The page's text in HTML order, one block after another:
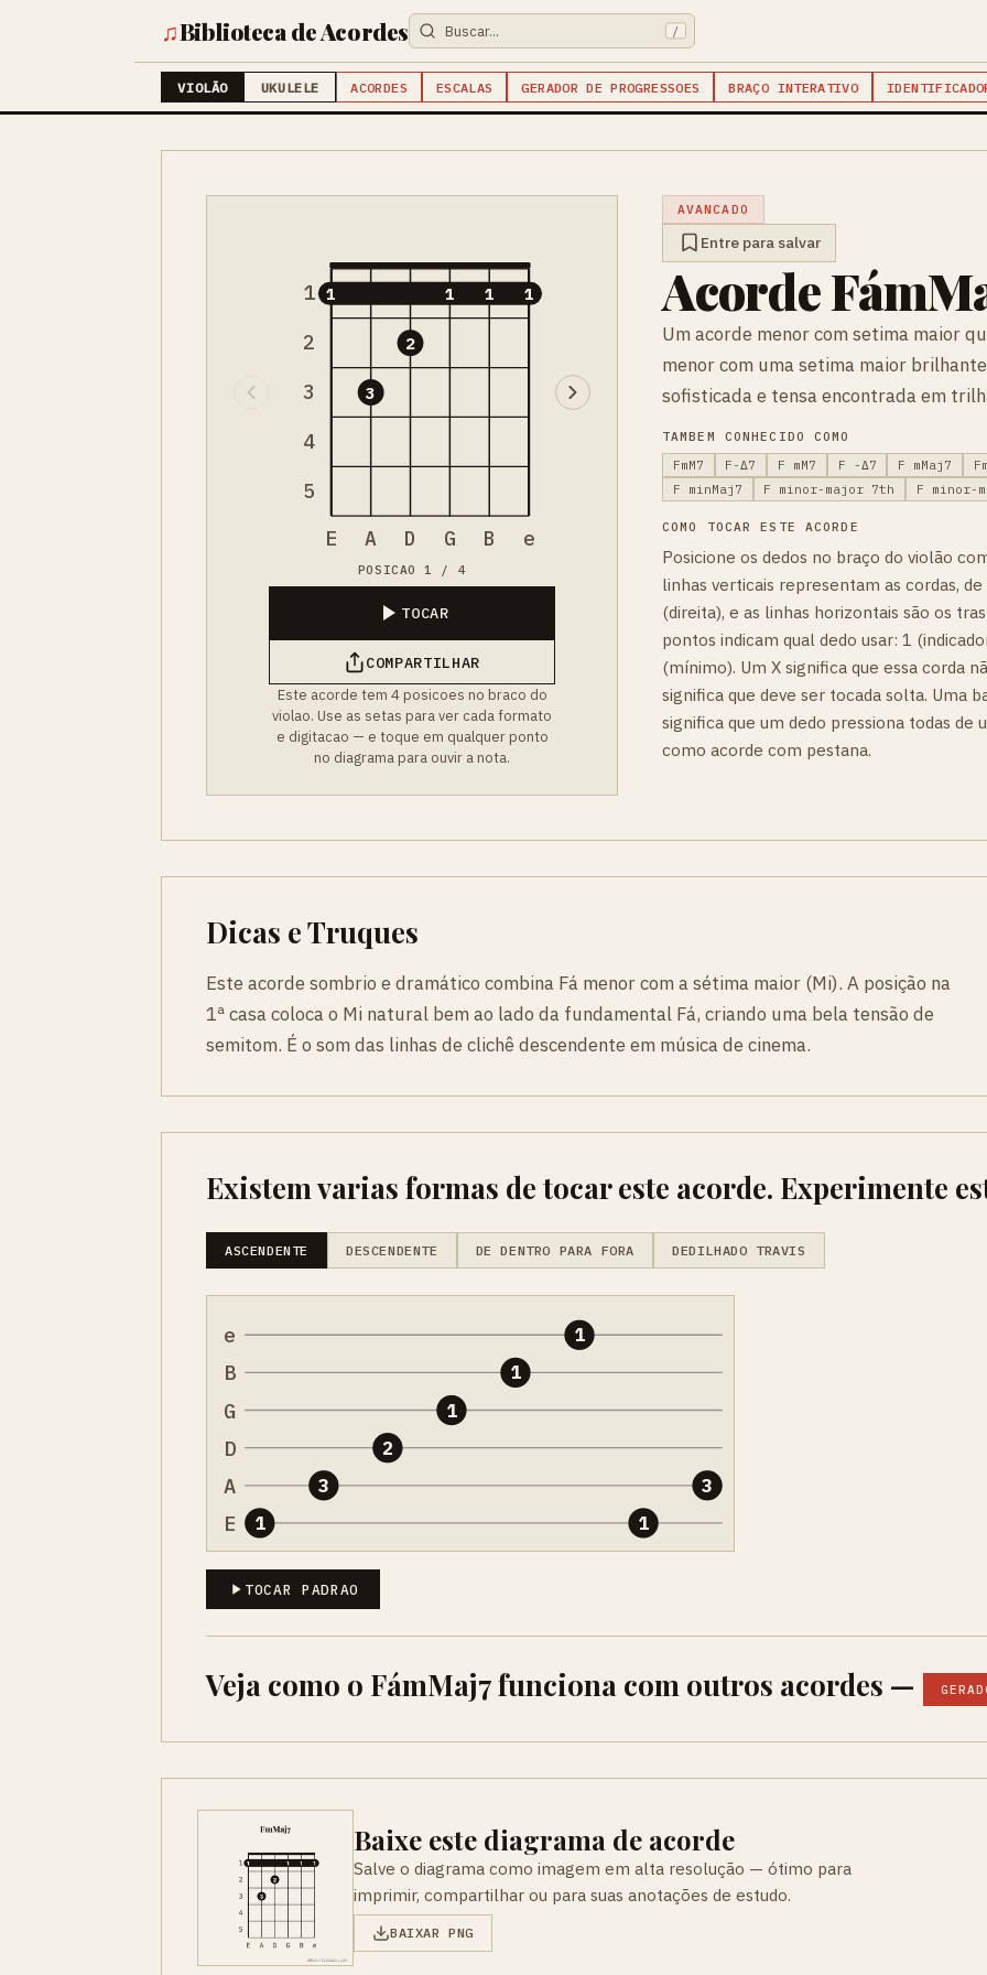
♫Biblioteca de Acordes /
VIOLÃO UKULELE ACORDES ESCALAS GERADOR DE PROGRESSOES BRAÇO INTERATIVO
1
2
3
4
5
1
3
2
1 1 1
E A D G B e
POSICAO 1 / 4
TOCAR
COMPARTILHAR
Este acorde tem 4 posicoes no braco do
violao. Use as setas para ver cada formato
e digitacao — e toque em qualquer ponto
no diagrama para ouvir a nota.
AVANCADO
Entre para salvar
Acorde
Um acorde menor com setima maior
menor com uma setima maior
sofisticada e tensa encontrada em
TAMBEM CONHECIDO COMO
FmM7
F-Δ7 F mM7 F -Δ7 F mMaj7
F minMaj7
F minor-major 7th F minor-
COMO TOCAR ESTE ACORDE
Posicione os dedos no braço do violão
linhas verticais representam as cordas,
(direita), e as linhas horizontais são os
pontos indicam qual dedo usar: 1
(mínimo). Um X significa que essa corda
significa que deve ser tocada solta. Uma
significa que um dedo pressiona todas de
como acorde com pestana.
Dicas e Truques
Este acorde sombrio e dramático combina Fá menor com a sétima maior (Mi). A posição na
1ª casa coloca o Mi natural bem ao lado da fundamental Fá, criando uma bela tensão de
semitom. É o som das linhas de clichê descendente em música de cinema.
Existem varias formas de tocar este acorde. Experimente
ASCENDENTE DESCENDENTE DE DENTRO PARA FORA DEDILHADO TRAVIS
e
B
G
D
A
E 1
3
2
1
1
1
1
3
TOCAR PADRAO
Veja como o FámMaj7 funciona com outros acordes —
Baixe este diagrama de acorde
Salve o diagrama como imagem em alta resolução — ótimo para
imprimir, compartilhar ou para suas anotações de estudo.
BAIXAR PNG